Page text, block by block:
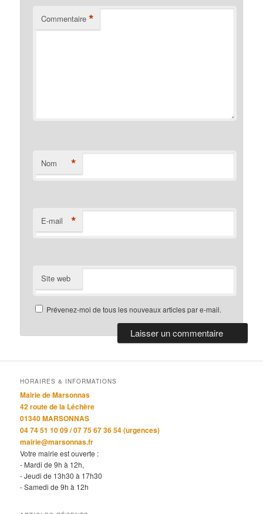
Commentaire *
Nom *
E-mail *
Site web
Prévenez-moi de tous les nouveaux articles par e-mail.
HORAIRES & INFORMATIONS
Mairie de Marsonnas
42 route de la Léchère
01340 MARSONNAS
04 74 51 10 09 / 07 75 67 36 54 (urgences)
mairie@marsonnas.fr
Votre mairie est ouverte :
- Mardi de 9h à 12h,
- Jeudi de 13h30 à 17h30
- Samedi de 9h à 12h